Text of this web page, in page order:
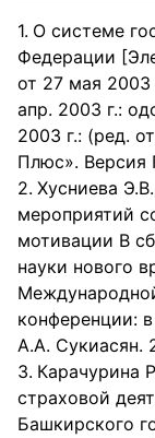
экономические
финансирования
проблемой
отечественных
недостаток
проблемы
средства.
создание
развития
путем
О системе
Федерации
от 27 мая
апр. 2003 г.:
2003 г.: (ред.
Плюс». Версия
Хусниева
мероприятий
мотивации В
науки нового
конференции:
А.А. Сукиасян.
Карачурина
страховой
Башкирского